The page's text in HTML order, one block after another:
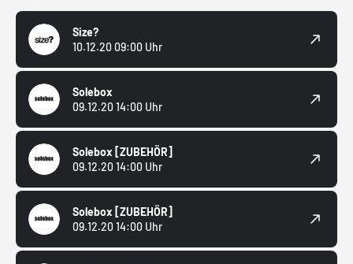
Size?
10.12.20 09:00 Uhr
Solebox
09.12.20 14:00 Uhr
Solebox [ZUBEHÖR]
09.12.20 14:00 Uhr
Solebox [ZUBEHÖR]
09.12.20 14:00 Uhr